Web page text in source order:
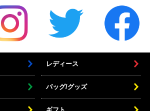
レディース
バッグ/グッズ